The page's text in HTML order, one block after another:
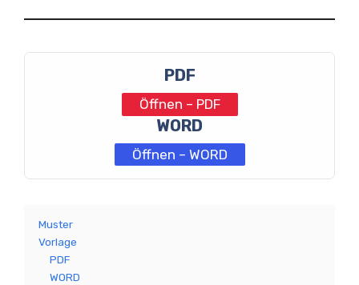
PDF
Öffnen – PDF
WORD
Öffnen – WORD
Muster
Vorlage
PDF
WORD